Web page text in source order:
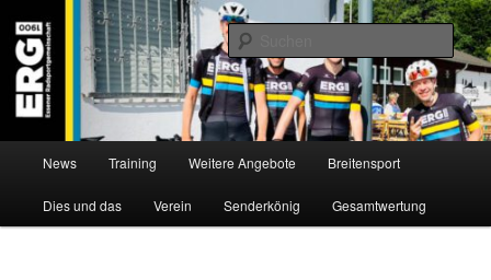
Inhalt
wechseln
ERG 1900 e.V
Willkommen bei der Essener Radsportgemeinschaft
News Training Weitere Angebote Breitensport
Dies und das Verein Senderkönig Gesamtwertung